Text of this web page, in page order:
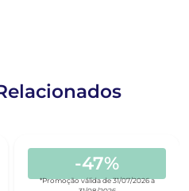
-47%
*Promoção válida de 31/07/2026 a